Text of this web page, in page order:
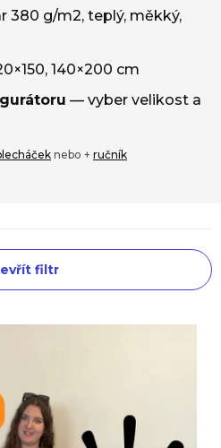
380 g/m2, teplý, měkký,
140×200 cm
— vyber velikost a
nebo + ručník
filtr